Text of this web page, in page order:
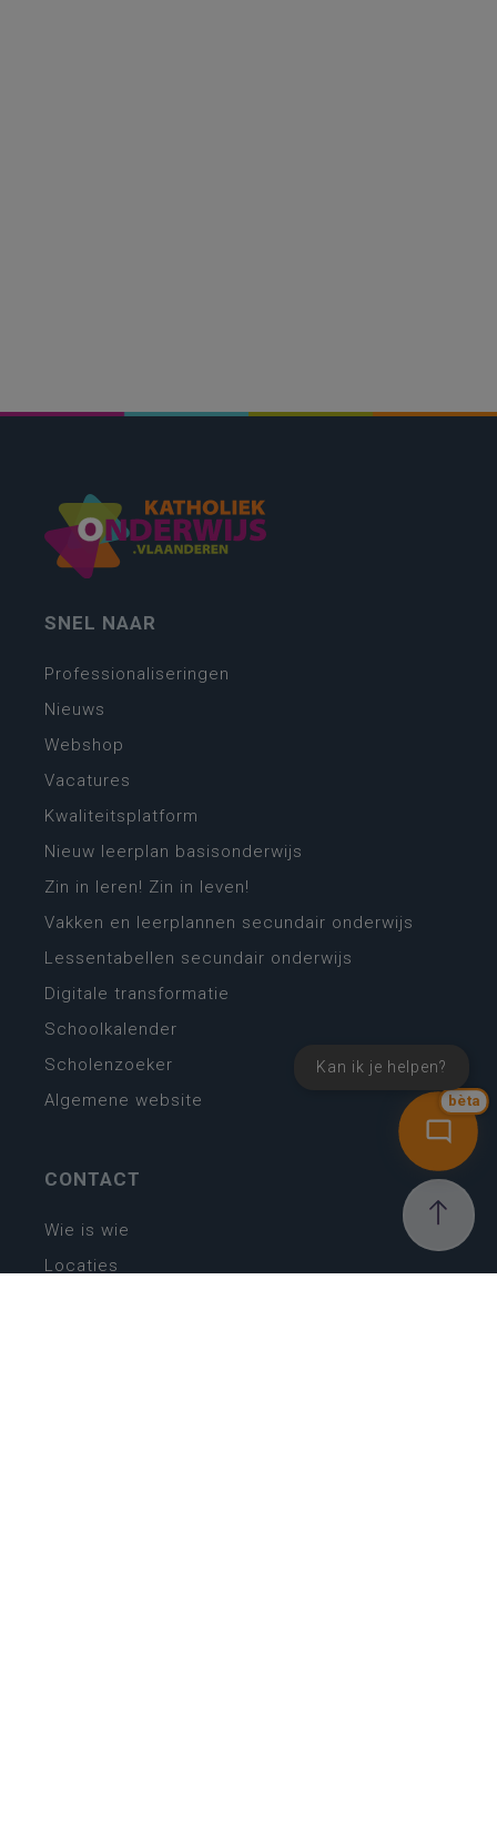
bèta
Kan ik je helpen?
SNEL NAAR
Professionaliseringen
Nieuws
Webshop
Vacatures
Kwaliteitsplatform
Nieuw leerplan basisonderwijs
Zin in leren! Zin in leven!
Vakken en leerplannen secundair onderwijs
Lessentabellen secundair onderwijs
Digitale transformatie
Schoolkalender
Scholenzoeker
Algemene website
CONTACT
Wie is wie
Locaties